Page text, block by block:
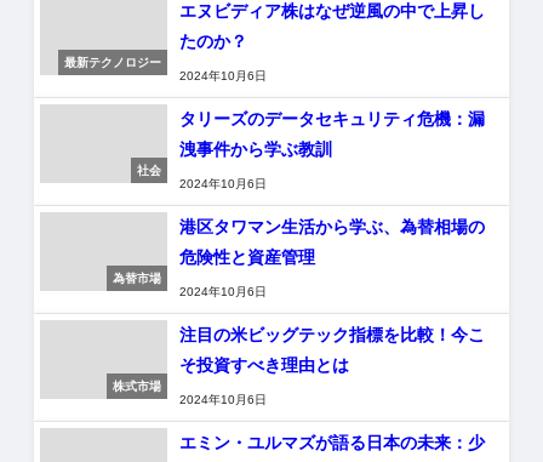
最新テクノロジー
エヌビディア株はなぜ逆風の中で上昇し
たのか？
2024年10月6日
社会
タリーズのデータセキュリティ危機：漏
洩事件から学ぶ教訓
2024年10月6日
為替市場
港区タワマン生活から学ぶ、為替相場の
危険性と資産管理
2024年10月6日
株式市場
注目の米ビッグテック指標を比較！今こ
そ投資すべき理由とは
2024年10月6日
エミン・ユルマズが語る日本の未来：少